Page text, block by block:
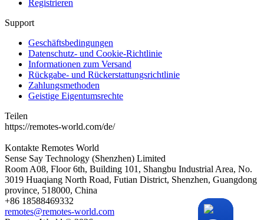
Registrieren
Support
Geschäftsbedingungen
Datenschutz- und Cookie-Richtlinie
Informationen zum Versand
Rückgabe- und Rückerstattungsrichtlinie
Zahlungsmethoden
Geistige Eigentumsrechte
Teilen
https://remotes-world.com/de/
Kontakte Remotes World
Sense Say Technology (Shenzhen) Limited
Room A08, Floor 6th, Building 101, Shangbu Industrial Area, No.
3019 Huaqiang North Road, Futian District, Shenzhen, Guangdong
province, 518000, China
+86 18588469332
remotes@remotes-world.com